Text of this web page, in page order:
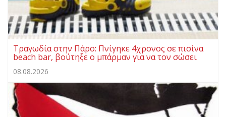
Τραγωδία στην Πάρο: Πνίγηκε 4χρονος σε πισίνα
beach bar, βούτηξε ο μπάρμαν για να τον σώσει
08.08.2026